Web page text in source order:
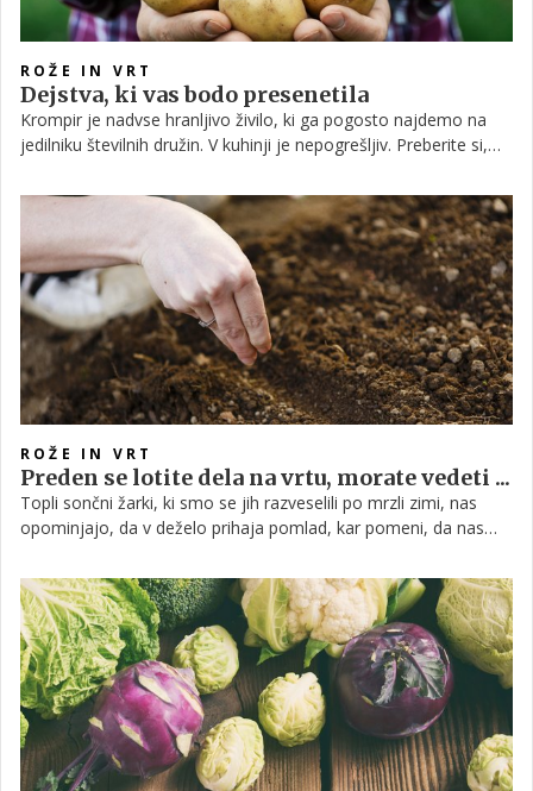
ROŽE IN VRT
Dejstva, ki vas bodo presenetila
Krompir je nadvse hranljivo živilo, ki ga pogosto najdemo na
jedilniku številnih družin. V kuhinji je nepogrešljiv. Preberite si,
opravilih.
ROŽE IN VRT
Preden se lotite dela na vrtu, morate vedeti ...
Topli sončni žarki, ki smo se jih razveselili po mrzli zimi, nas
opominjajo, da v deželo prihaja pomlad, kar pomeni, da nas
pripraviti, si narediti načrt zasaditve, nekatere zeljenjadnice pa
že lahko zasejemo v posode, da vzgojimo lepe in zdrave
sadike. Zavihajte rokave in veselo na delo!